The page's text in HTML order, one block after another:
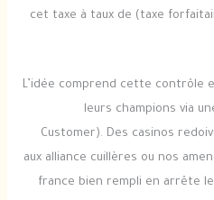
cet taxe à taux de (taxe
L’idée comprend cette contrôle
leurs champions via
Customer). Des casinos
aux alliance cuillères ou nos
france bien rempli en arrête